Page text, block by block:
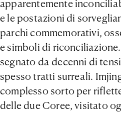
apparentemente
e le postazioni di
parchi commemorativi,
e simboli di
segnato da decenni di
spesso tratti surreali.
complesso sorto per
delle due Coree, visitato